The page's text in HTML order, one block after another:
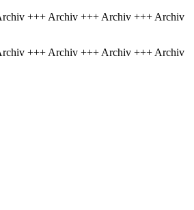
+++ Archiv +++ Archiv +++ Archiv
+++ Archiv +++ Archiv +++ Archiv